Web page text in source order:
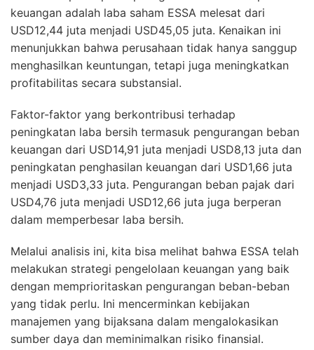
Dampak Kenaikan Laba Saham ESSA pada
Investor
Salah satu pencapaian paling mencolok dari laporan
USD12,44 juta menjadi USD45,05 juta. Kenaikan ini
menunjukkan bahwa perusahaan tidak hanya sanggup
menghasilkan keuntungan, tetapi juga meningkatkan
profitabilitas secara substansial.
Faktor-faktor yang berkontribusi terhadap
peningkatan laba bersih termasuk pengurangan beban
peningkatan penghasilan keuangan dari USD1,66 juta
menjadi USD3,33 juta. Pengurangan beban pajak dari
USD4,76 juta menjadi USD12,66 juta juga berperan
dalam memperbesar laba bersih.
Melalui analisis ini, kita bisa melihat bahwa ESSA telah